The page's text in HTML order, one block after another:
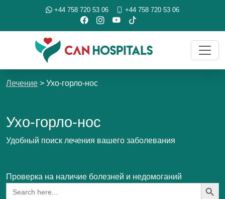
+44 758 720 53 06 +44 758 720 53 06
Лечение > Ухо-горло-нос
Ухо-горло-нос
Удобный поиск лечения вашего заболевания
Проверка на наличие болезней и недомоганий
Search
for:
Search Button